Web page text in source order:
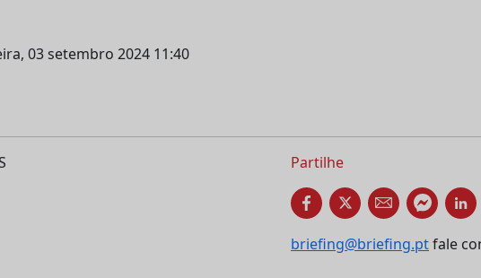
03 setembro 2024 11:40
Partilhe
briefing@briefing.ptfale